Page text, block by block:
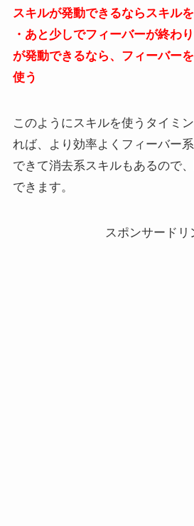
スキルが発動できるならスキル
・あと少しでフィーバーが終わ
が発動できるなら、フィーバー
使う
このようにスキルを使うタイミ
れば、より効率よくフィーバー
できて消去系スキルもあるので
できます。
スポンサードリ